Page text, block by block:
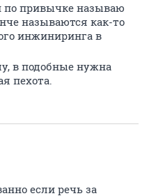
по привычке называю
называются как-то
инжиниринга в
в подобные нужна
пехота.
если речь за